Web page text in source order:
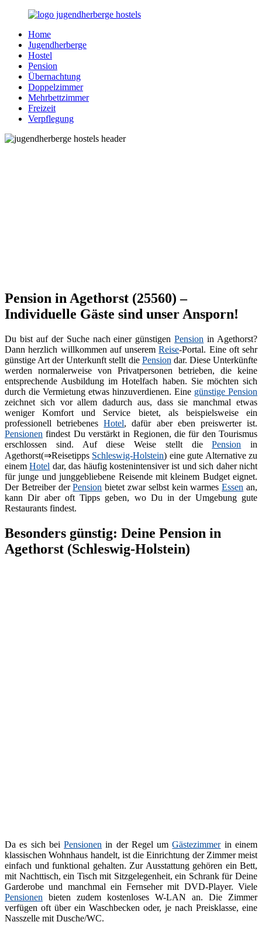
Zurück
Inhalt
Jugendherberge-
Hostels.de
Reisen
junge
jung
gebliebene
Menschen
Home
Jugendherberge
Hostel
Pension
Übernachtung
Doppelzimmer
Mehrbettzimmer
Freizeit
Verpflegung
Pension in Agethorst (25560) –
Individuelle Gäste sind unser Ansporn!
Du bist auf der Suche nach einer günstigenPension in Agethorst?
Dann herzlich willkommen auf unseremReise-Portal. Eine oft sehr
günstige Art der Unterkunft stellt die Pension dar. Diese Unterkünfte
werden normalerweise von Privatpersonen betrieben, die keine
entsprechende Ausbildung im Hotelfach haben. Sie möchten sich
durch die Vermietung etwas hinzuverdienen. Eine günstige Pension
zeichnet sich vor allem dadurch aus, dass sie manchmal etwas
weniger Komfort und Service bietet, als beispielsweise ein
professionell betriebenesHotel, dafür aber eben preiswerter ist.
Pensionen findest Du verstärkt in Regionen, die für den Tourismus
erschlossen sind. Auf diese Weise stellt diePension in
Agethorst(⇒Reisetipps Schleswig-Holstein) eine gute Alternative zu
einemHotel dar, das häufig kostenintensiver ist und sich daher nicht
für junge und junggebliebene Reisende mit kleinem Budget eignet.
Der Betreiber derPension bietet zwar selbst kein warmesEssen an,
kann Dir aber oft Tipps geben, wo Du in der Umgebung gute
Restaurants findest.
Besonders günstig: Deine Pension in
Agethorst (Schleswig-Holstein)
Da es sich beiPensionen in der Regel umGästezimmerin einem
klassischen Wohnhaus handelt, ist die Einrichtung der Zimmer meist
einfach und funktional gehalten. Zur Ausstattung gehören ein Bett,
mit Nachttisch, ein Tisch mit Sitzgelegenheit, ein Schrank für Deine
Garderobe und manchmal ein Fernseher mit DVD-Player. Viele
Pensionen bieten zudem kostenloses W-LAN an. Die Zimmer
verfügen oft über ein Waschbecken oder, je nach Preisklasse, eine
Nasszelle mit Dusche/WC.